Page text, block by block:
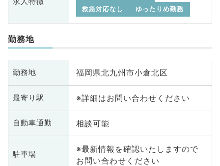
救急対応なし
ゆったりめ勤務
勤務地
勤務地 福岡県北九州市小倉北区
最寄り駅 ※詳細はお問い合わせください
自動車通勤 相談可能
駐車場
※最新情報を確認いたしますので
お問い合わせください